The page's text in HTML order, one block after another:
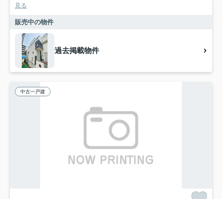
見る
販売中の物件
過去掲載物件
中古一戸建